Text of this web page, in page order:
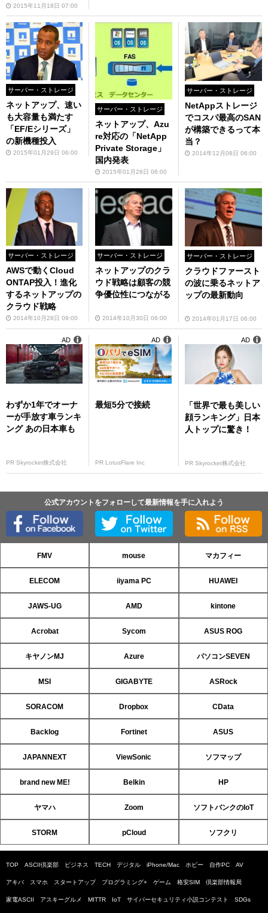
2015年11月18日 07:00
サーバー・ストレージ
ネットアップ、速い
も大容量も満たす
「EF/Eシリーズ」
の新機種投入
2015年01月29日 06:00
サーバー・ストレージ
ネットアップ、Azu
re対応の「NetApp
Private Storage」
国内発表
2015年01月28日 06:00
サーバー・ストレージ
NetAppストレージ
でコスパ最高のSAN
が構築できるって本
当？
2014年12月08日 06:00
サーバー・ストレージ
AWSで動くCloud
ONTAP投入！進化
するネットアップの
クラウド戦略
2014年10月28日 09:00
サーバー・ストレージ
ネットアップのクラ
ウド戦略は顧客の競
争優位性につながる
2014年10月30日 06:00
サーバー・ストレージ
クラウドファースト
の波に乗るネットア
ップの最新動向
2014年01月17日 06:00
わずか1年でオーナ
ーが手放す車ランキ
ング あの日本車も
PR Skyrocket株式会社
AD
最短5分で接続
PR LotusFlare Inc
AD
「世界で最も美しい
顔ランキング」日本
人トップに驚き！
PR Skyrocket株式会社
AD
公式アカウントをフォローして最新情報を手に入れよう
FMV mouse マカフィー
ELECOM iiyama PC HUAWEI
JAWS-UG AMD kintone
Acrobat Sycom ASUS ROG
キヤノンMJ Azure パソコンSEVEN
MSI GIGABYTE ASRock
SORACOM Dropbox CData
Backlog Fortinet ASUS
JAPANNEXT ViewSonic ソフマップ
brand new ME! Belkin HP
ヤマハ Zoom ソフトバンクのIoT
STORM pCloud ソフクリ
TOP ASCII倶楽部 ビジネス TECH デジタル iPhone/Mac ホビー 自作PC AV
アキバ スマホ スタートアップ プログラミング+ ゲーム 格安SIM 倶楽部情報局
家電ASCII アスキーグルメ MITTR IoT サイバーセキュリティ小説コンテスト SDGs